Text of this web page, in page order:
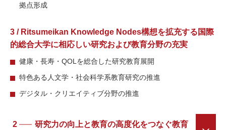
拠点形成
3 / Ritsumeikan Knowledge Nodes構想を拡充する国際
的総合⼤学に相応しい研究および教育分野の充実
健康・⻑寿・QOLを総合した研究教育展開
特⾊ある⼈⽂学・社会科学系教育研究の推進
デジタル・クリエイティブ分野の推進
2
研究⼒の向上と教育の⾼度化をつなぐ教育